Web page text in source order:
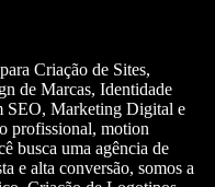
Criação de Sites,
de Marcas, Identidade
SEO, Marketing Digital e
profissional, motion
busca uma agência de
e alta conversão, somos a